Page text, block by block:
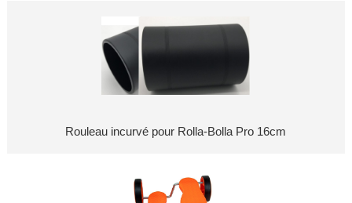
Rouleau incurvé pour Rolla-Bolla Pro 16cm